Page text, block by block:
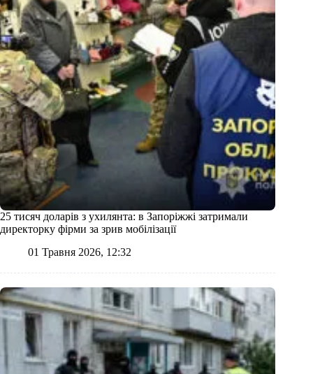
25 тисяч доларів з ухилянта: в Запоріжжі затримали
директорку фірми за зрив мобілізації
01 Травня 2026, 12:32